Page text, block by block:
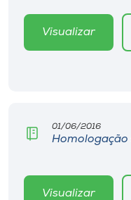
Visualizar
01/06/2016
Homologação
Visualizar